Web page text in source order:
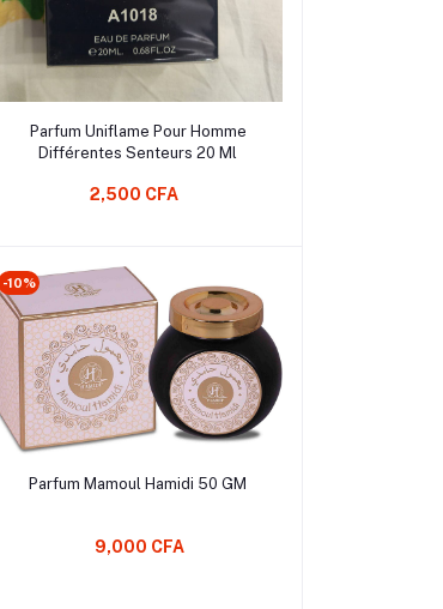
Ajouter au Panier
Parfum Uniflame Pour Homme
Différentes Senteurs 20 Ml
2,500 CFA
-10%
Ajouter au Panier
Parfum Mamoul Hamidi 50 GM
9,000 CFA